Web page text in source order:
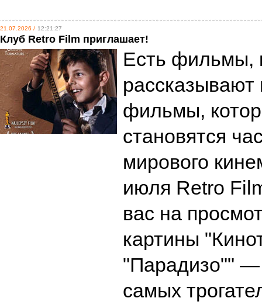
21.07.2026 / 12:21:27
Клуб Retro Film приглашает!
Есть фильмы,
рассказывают
фильмы,
становятся
мирового
июля Retro
вас на
картины
"Парадизо"" —
самых